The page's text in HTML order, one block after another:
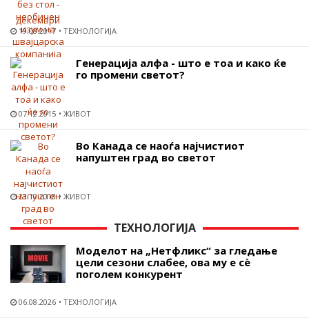
19.08.2017 ТЕХНОЛОГИЈА
Генерација алфа - што е тоа и како ќе
го промени светот?
07.12.2015 ЖИВОТ
Во Канада се наоѓа најчистиот
напуштен град во светот
23.10.2018 ЖИВОТ
ТЕХНОЛОГИЈА
Моделот на „Нетфликс“ за гледање
цели сезони слабее, ова му е сѐ
поголем конкурент
06.08.2026 ТЕХНОЛОГИЈА